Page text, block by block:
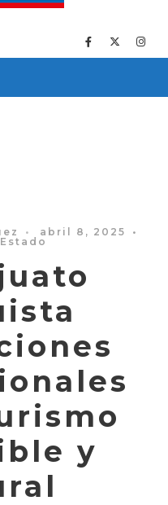
• abril 8, 2025
•
Estado
y